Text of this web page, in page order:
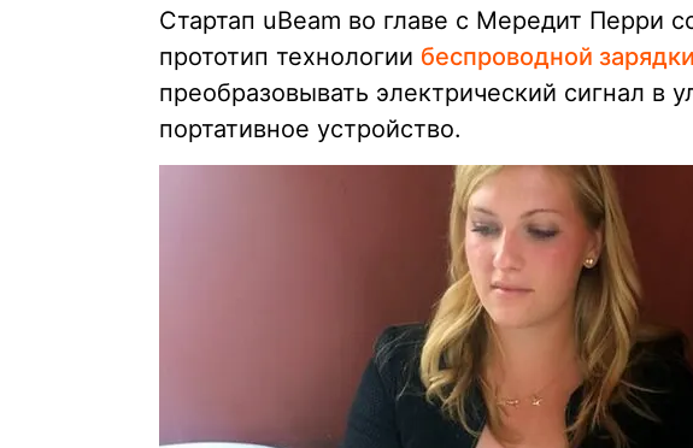
Стартап uBeam во главе с Мередит Перри
прототип технологии беспроводной зарядки
преобразовывать электрический сигнал в
портативное устройство.